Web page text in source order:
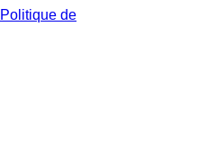
Politique de